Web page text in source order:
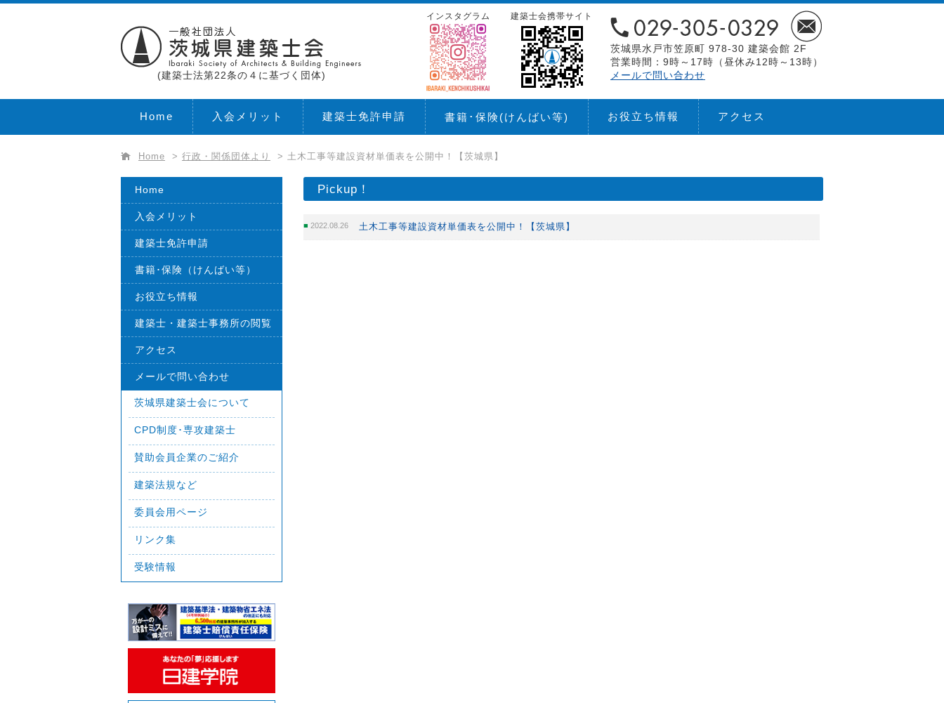
(建築士法第22条の４に基づく団体)
茨城県水戸市笠原町 978-30 建築会館 2F
営業時間：9時～17時（昼休み12時～13時）
メールで問い合わせ
建築士会携帯サイト
インスタグラム
Home 入会メリット 建築士免許申請 書籍･保険(けんばい等) お役立ち情報 アクセス
Home > 行政・関係団体より > 土木工事等建設資材単価表を公開中！【茨城県】
Pickup！
2022.08.26 土木工事等建設資材単価表を公開中！【茨城県】
Home
入会メリット
建築士免許申請
書籍･保険（けんばい等）
お役立ち情報
建築士・建築士事務所の閲覧
アクセス
メールで問い合わせ
茨城県建築士会について
CPD制度･専攻建築士
賛助会員企業のご紹介
建築法規など
委員会用ページ
リンク集
受験情報